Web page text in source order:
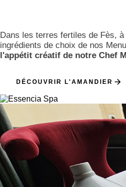
Dans les terres fertiles de Fès,
ingrédients de choix de nos
l'appétit créatif de notre Chef
DÉCOUVRIR L'AMANDIER